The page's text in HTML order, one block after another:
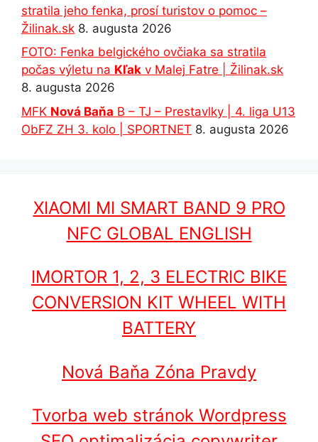
stratila jeho fenka, prosí turistov o pomoc –
Žilinak.sk 8. augusta 2026
FOTO: Fenka belgického ovčiaka sa stratila
počas výletu na Kľak v Malej Fatre | Žilinak.sk
8. augusta 2026
MFK Nová Baňa B – TJ – Prestavlky | 4. liga U13
ObFZ ZH 3. kolo | SPORTNET 8. augusta 2026
XIAOMI MI SMART BAND 9 PRO
NFC GLOBAL ENGLISH
IMORTOR 1, 2, 3 ELECTRIC BIKE
CONVERSION KIT WHEEL WITH
BATTERY
Nová Baňa Zóna Pravdy
Tvorba web stránok Wordpress